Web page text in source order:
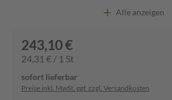
Alle anzeigen
243,10 €
24,31 € / 1 St
sofort lieferbar
Preise inkl. MwSt. ggf. zzgl. Versandkosten